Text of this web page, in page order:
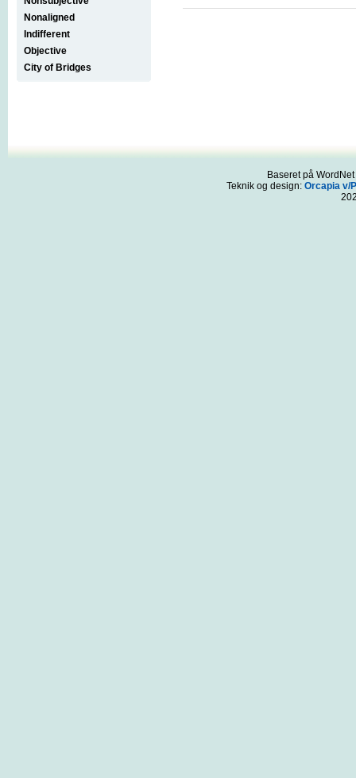
Nonaligned
Indifferent
Objective
City of Bridges
Baseret på
Teknik og design: Orcapia v/